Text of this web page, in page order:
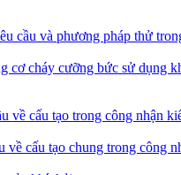
cầu và phương pháp thử
cháy cưỡng bức sử dụng
về cấu tạo trong công nhận
cấu tạo chung trong công